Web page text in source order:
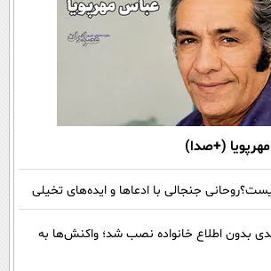
(+صدا)
جنجالی با ادعاها و ایده‌های تخیلی
بدون اطلاع خانواده نصب شد؛ واکنش‌ها به